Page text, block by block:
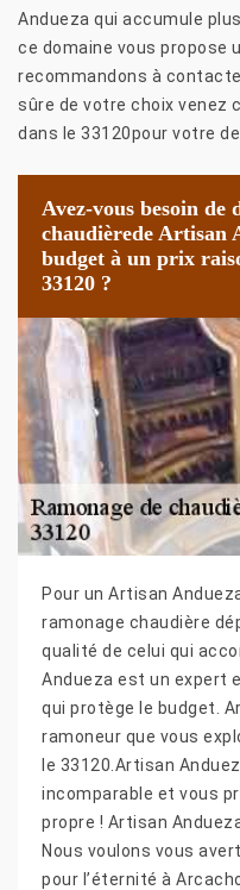
Andueza qui accumule
ce domaine vous propose
recommandons à
sûre de votre choix venez
dans le 33120pour votre
Avez-vous besoin de
chaudièrede Artisan
budget à un prix
33120 ?
Pour un Artisan
ramonage chaudière
qualité de celui qui
Andueza est un expert
qui protège le budget.
ramoneur que vous
le 33120.Artisan
incomparable et vous
propre ! Artisan
Nous voulons vous
pour l’éternité à